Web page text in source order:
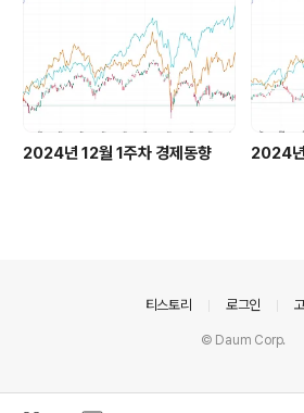
2024년 12월 1주차 경제동향 2024
티스토리 로그인
© Daum Corp.